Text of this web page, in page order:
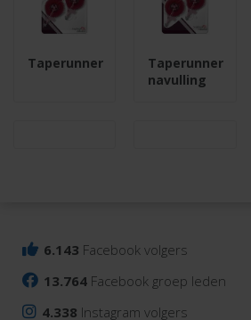
Taperunner
Taperunner
navulling
6.143 Facebook volgers
13.764 Facebook groep leden
4.338 Instagram volgers